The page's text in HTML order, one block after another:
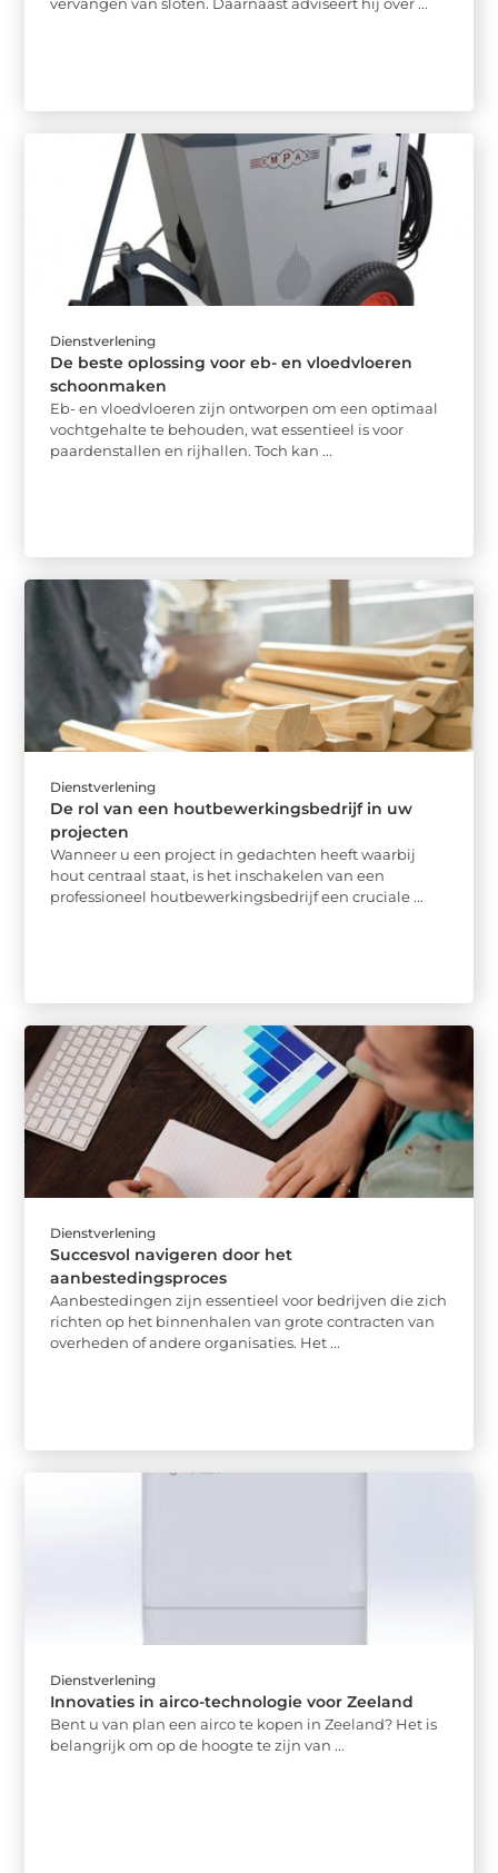
Dienstverlening
De beste oplossing voor eb- en vloedvloeren
schoonmaken
Eb- en vloedvloeren zijn ontworpen om een optimaal
vochtgehalte te behouden, wat essentieel is voor
paardenstallen en rijhallen. Toch kan ...
Dienstverlening
De rol van een houtbewerkingsbedrijf in uw
projecten
Wanneer u een project in gedachten heeft waarbij
hout centraal staat, is het inschakelen van een
professioneel houtbewerkingsbedrijf een cruciale ...
Dienstverlening
Succesvol navigeren door het
aanbestedingsproces
Aanbestedingen zijn essentieel voor bedrijven die zich
richten op het binnenhalen van grote contracten van
overheden of andere organisaties. Het ...
Dienstverlening
Innovaties in airco-technologie voor Zeeland
Bent u van plan een airco te kopen in Zeeland? Het is
belangrijk om op de hoogte te zijn van ...